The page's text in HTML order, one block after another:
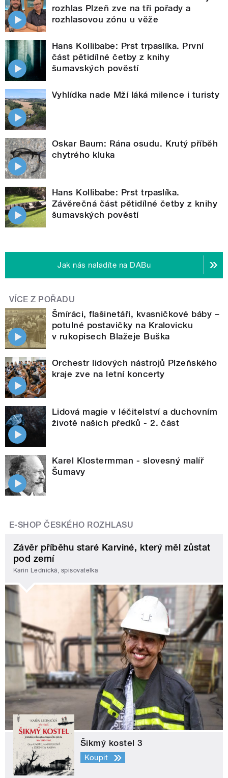
rozhlas Plzeň zve na tři pořady a
rozhlasovou zónu u věže
Hans Kollibabe: Prst trpaslíka. První
část pětidílné četby z knihy
šumavských pověstí
Vyhlídka nade Mží láká milence i turisty
Oskar Baum: Rána osudu. Krutý příběh
chytrého kluka
Hans Kollibabe: Prst trpaslíka.
Závěrečná část pětidílné četby z knihy
šumavských pověstí
Jak nás naladíte na DABu
VÍCE Z POŘADU
Šmíráci, flašinetáři, kvasničkové báby –
potulné postavičky na Kralovicku
v rukopisech Blažeje Buška
Orchestr lidových nástrojů Plzeňského
kraje zve na letní koncerty
Lidová magie v léčitelství a duchovním
životě našich předků - 2. část
Karel Klostermman - slovesný malíř
Šumavy
E-SHOP ČESKÉHO ROZHLASU
Závěr příběhu staré Karviné, který měl zůstat
pod zemí
Karin Lednická, spisovatelka
Šikmý kostel 3
Koupit